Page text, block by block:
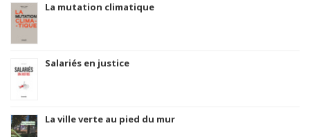
La mutation climatique
Salariés en justice
La ville verte au pied du mur